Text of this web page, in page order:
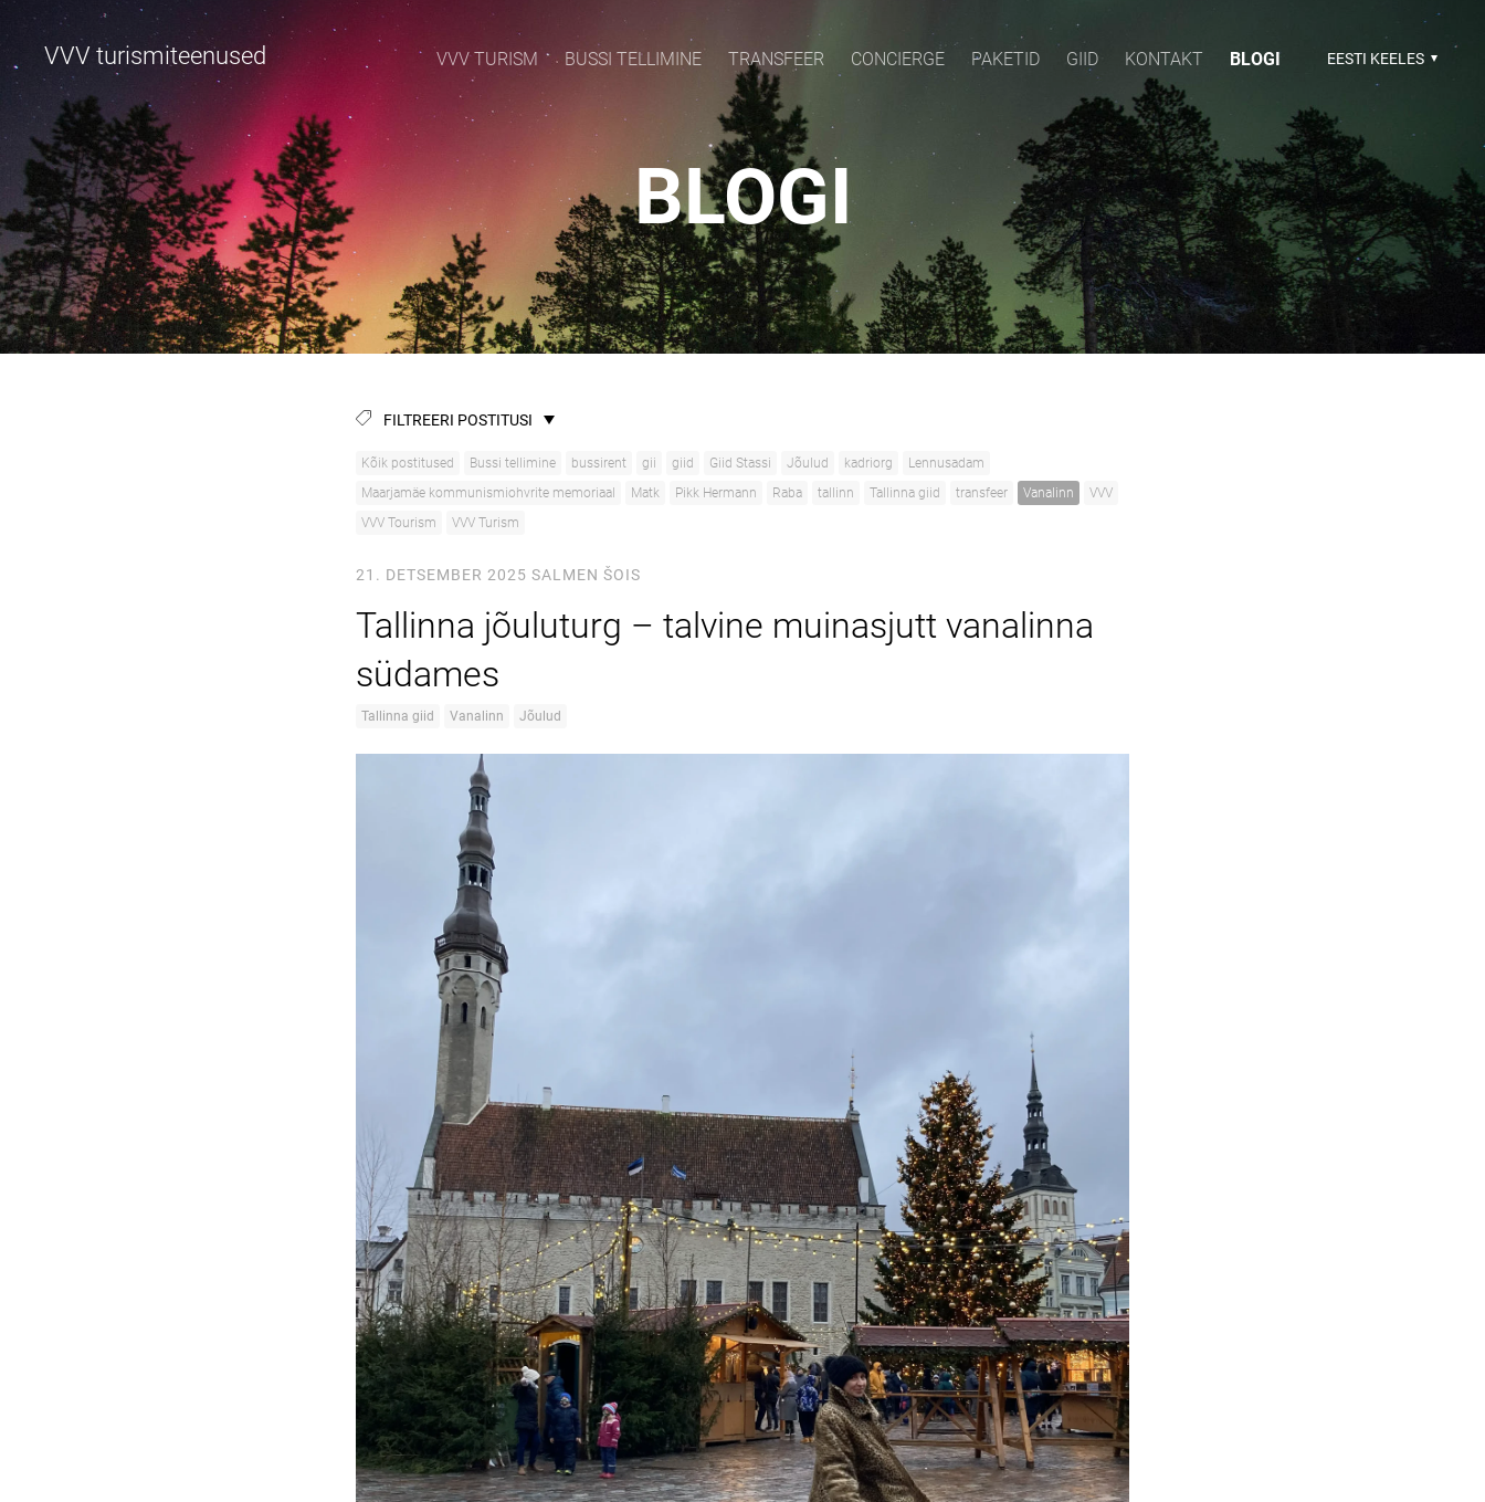
VVV turismiteenused VVV TURISM BUSSI TELLIMINE TRANSFEER CONCIERGE PAKETID GIID KONTAKT BLOGI EESTI KEELES
BLOGI
FILTREERI POSTITUSI
Kõik postitused Bussi tellimine bussirent gii giid Giid Stassi Jõulud kadriorg
Lennusadam
Maarjamäe kommunismiohvrite memoriaal
Matk Pikk Hermann Raba tallinn Tallinna giid transfeer Vanalinn
VVV
VVV Tourism
VVV Turism
21. DETSEMBER 2025 SALMEN ŠOIS
Tallinna jõuluturg – talvine muinasjutt vanalinna
südames
Tallinna giid Vanalinn Jõulud